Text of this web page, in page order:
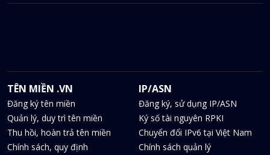
TÊN MIỀN .VN
Đăng ký tên miền
Quản lý, duy trì tên miền
Thu hồi, hoàn trả tên miền
Chính sách, quy định
IP/ASN
Đăng ký, sử dụng IP/ASN
Ký số tài nguyên RPKI
Chuyển đổi IPv6 tại Việt Nam
Chính sách quản lý